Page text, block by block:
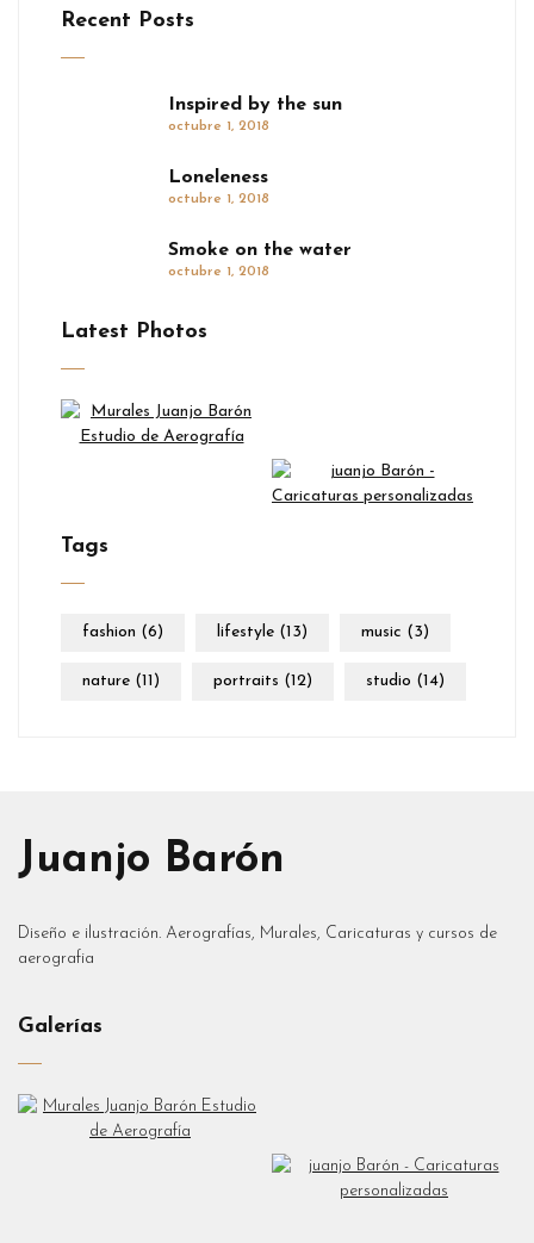
Recent Posts
Inspired by the sun
octubre 1, 2018
Loneleness
octubre 1, 2018
Smoke on the water
octubre 1, 2018
Latest Photos
Tags
fashion (6) lifestyle (13) music (3)
nature (11) portraits (12) studio (14)
Juanjo Barón
Diseño e ilustración. Aerografías, Murales, Caricaturas y cursos de
aerografia
Galerías